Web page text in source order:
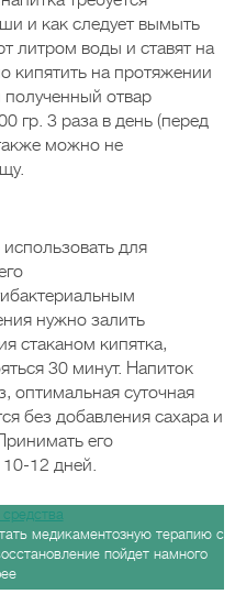
и как следует вымыть
литром воды и ставят на
кипятить на протяжении
полученный отвар
гр. 3 раза в день (перед
можно не
для
нужно залить
стаканом кипятка,
30 минут. Напиток
оптимальная суточная
без добавления сахара и
его
12 дней.
медикаментозную терапию с
пойдет намного